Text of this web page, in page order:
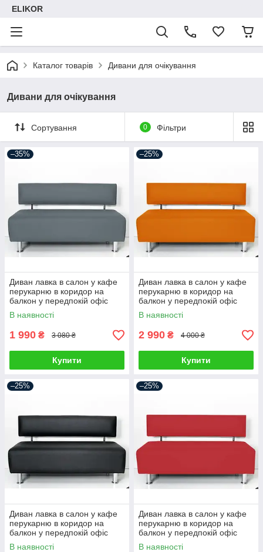
ELIKOR
Каталог товарів Дивани для очікування
Дивани для очікування
Сортування 0 Фільтри
–35%
Диван лавка в салон у кафе
перукарню в коридор на
балкон у передпокій офіс
диванчик для салону краси
В наявності
1 990 ₴ 3 080 ₴
Купити
–25%
Диван лавка в салон у кафе
перукарню в коридор на
балкон у передпокій офіс
диванчик для салону краси
В наявності
2 990 ₴ 4 000 ₴
Купити
–25%
Диван лавка в салон у кафе
перукарню в коридор на
балкон у передпокій офіс
диванчик для салону краси
В наявності
–25%
Диван лавка в салон у кафе
перукарню в коридор на
балкон у передпокій офіс
диванчик для салону краси
В наявності